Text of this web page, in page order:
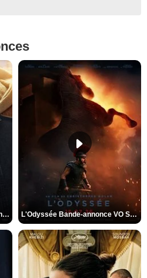
Spider-Man: Brand New Day Bande-annonce VO STFR L'Odyssée Bande-annonce VO STFR